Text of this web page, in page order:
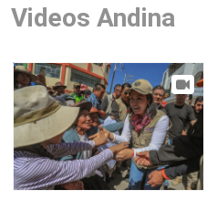
Videos Andina